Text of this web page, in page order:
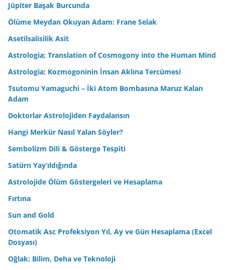
Jüpiter Başak Burcunda
Ölüme Meydan Okuyan Adam: Frane Selak
Asetilsalisilik Asit
Astrologia; Translation of Cosmogony into the Human Mind
Astrologia; Kozmogoninin İnsan Aklına Tercümesi
Tsutomu Yamaguchi – İki Atom Bombasına Maruz Kalan
Adam
Doktorlar Astrolojiden Faydalansın
Hangi Merkür Nasıl Yalan Söyler?
Sembolizm Dili & Gösterge Tespiti
Satürn Yay’ıldığında
Astrolojide Ölüm Göstergeleri ve Hesaplama
Fırtına
Sun and Gold
Otomatik Asc Profeksiyon Yıl, Ay ve Gün Hesaplama (Excel
Dosyası)
Oğlak: Bilim, Deha ve Teknoloji